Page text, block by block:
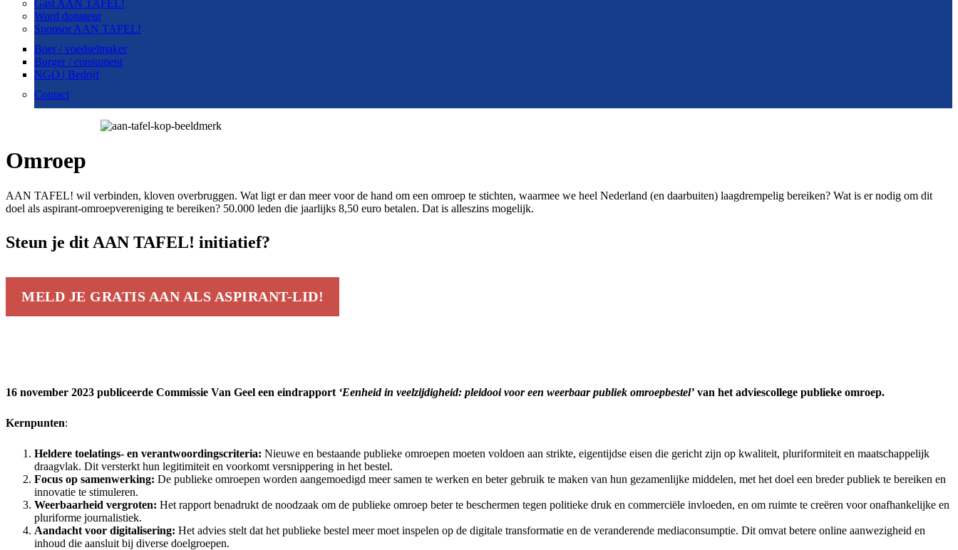
Gast AAN TAFEL!
Word donateur
Sponsor AAN TAFEL!
Boer / voedselmaker
Burger / consument
NGO | Bedrijf
Contact
Omroep
AAN TAFEL! wil verbinden, kloven overbruggen. Wat ligt er dan meer voor de hand om een omroep te stichten, waarmee we heel Nederland (en daarbuiten) laagdrempelig bereiken? Wat is er nodig om dit
doel als aspirant-omroepvereniging te bereiken? 50.000 leden die jaarlijks 8,50 euro betalen. Dat is alleszins mogelijk.
Steun je dit AAN TAFEL! initiatief?
MELD JE GRATIS AAN ALS ASPIRANT-LID!
16 november 2023 publiceerde Commissie Van Geel een eindrapport ‘Eenheid in veelzijdigheid: pleidooi voor een weerbaar publiek omroepbestel’ van het adviescollege publieke omroep.
Kernpunten:
Heldere toelatings- en verantwoordingscriteria: Nieuwe en bestaande publieke omroepen moeten voldoen aan strikte, eigentijdse eisen die gericht zijn op kwaliteit, pluriformiteit en maatschappelijk
draagvlak. Dit versterkt hun legitimiteit en voorkomt versnippering in het bestel​.
Focus op samenwerking: De publieke omroepen worden aangemoedigd meer samen te werken en beter gebruik te maken van hun gezamenlijke middelen, met het doel een breder publiek te bereiken en
innovatie te stimuleren​.
Weerbaarheid vergroten: Het rapport benadrukt de noodzaak om de publieke omroep beter te beschermen tegen politieke druk en commerciële invloeden, en om ruimte te creëren voor onafhankelijke en
pluriforme journalistiek​.
Aandacht voor digitalisering: Het advies stelt dat het publieke bestel meer moet inspelen op de digitale transformatie en de veranderende mediaconsumptie. Dit omvat betere online aanwezigheid en
inhoud die aansluit bij diverse doelgroepen.